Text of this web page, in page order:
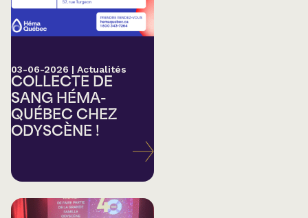
03-06-2026 | Actualités
COLLECTE DE
SANG HÉMA-
QUÉBEC CHEZ
ODYSCÈNE !